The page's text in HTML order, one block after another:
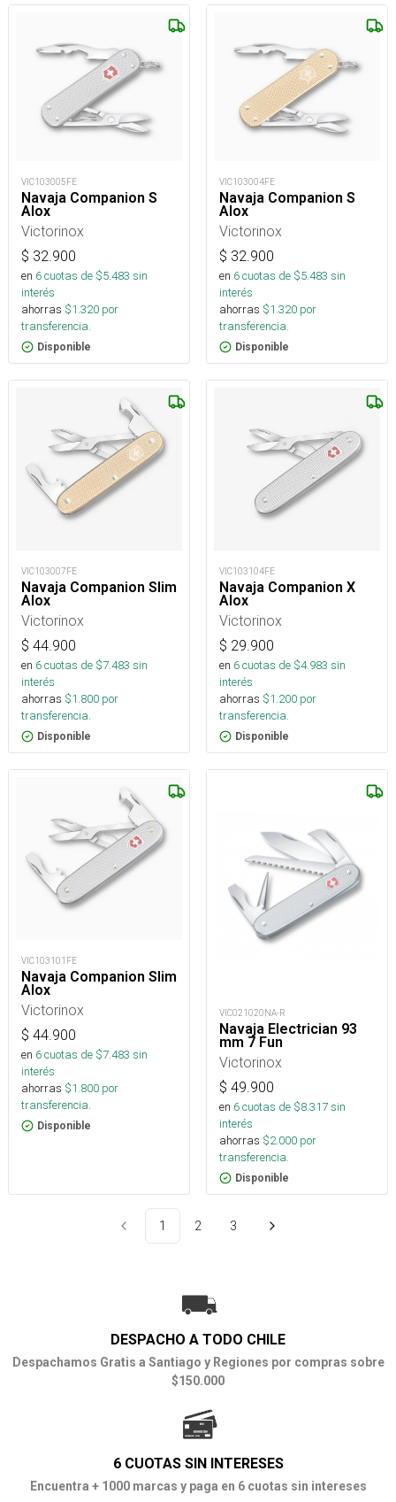
VIC103005FE
Navaja Companion S
Alox
Victorinox
$ 32.900
en 6cuotas de $5.483 sin
interés
ahorras $1.320 por
transferencia.
Disponible
VIC103004FE
Navaja Companion S
Alox
Victorinox
$ 32.900
en 6cuotas de $5.483 sin
interés
ahorras $1.320 por
transferencia.
Disponible
VIC103007FE
Navaja Companion Slim
Alox
Victorinox
$ 44.900
en 6cuotas de $7.483 sin
interés
ahorras $1.800 por
transferencia.
Disponible
VIC103104FE
Navaja Companion X
Alox
Victorinox
$ 29.900
en 6cuotas de $4.983 sin
interés
ahorras $1.200 por
transferencia.
Disponible
VIC103101FE
Navaja Companion Slim
Alox
Victorinox
$ 44.900
en 6cuotas de $7.483 sin
interés
ahorras $1.800 por
transferencia.
Disponible
VIC021020NA-R
Navaja Electrician 93
mm 7 Fun
Victorinox
$ 49.900
en 6cuotas de $8.317sin
interés
ahorras $2.000 por
transferencia.
Disponible
1 2 3
DESPACHO A TODO CHILE
Despachamos Gratis a Santiago y Regiones por compras sobre
$150.000
6 CUOTAS SIN INTERESES
Encuentra + 1000 marcas y paga en 6 cuotas sin intereses